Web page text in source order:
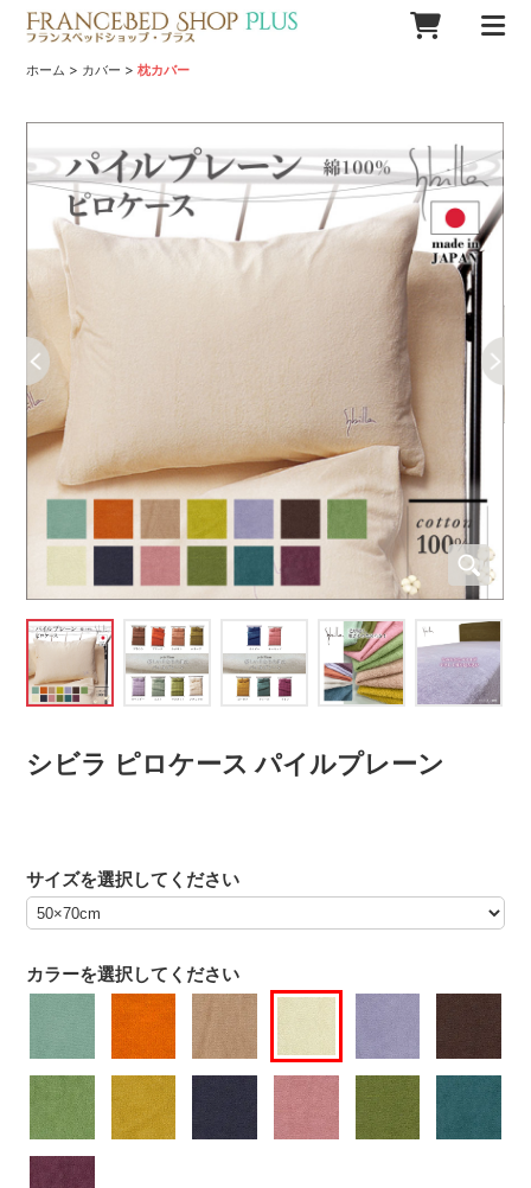
ホーム > カバー >枕カバー
シビラ ピロケース パイルプレーン
カラーを選択してください
サイズを選択してください